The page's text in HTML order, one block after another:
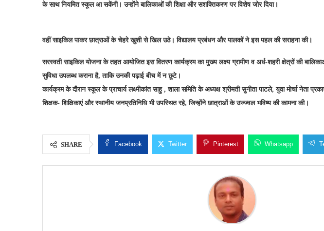
के साथ नियमित स्कूल आ सकेंगी। उन्होंने बालिकाओं की शिक्षा और सशक्तिकरण पर विशेष जोर दिया।
वहीं साइकिल पाकर छात्राओं के चेहरे खुशी से खिल उठे। विद्यालय प्रबंधन और पालकों ने इस पहल की सराहना की।
सरस्वती साइकिल योजना के तहत आयोजित इस वितरण कार्यक्रम का मुख्य लक्ष्य ग्रामीण व अर्ध-शहरी क्षेत्रों की
सुविधा उपलब्ध कराना है, ताकि उनकी पढ़ाई बीच में न छूटे।
कार्यक्रम के दौरान स्कूल के प्राचार्य लक्ष्मीकांत साहु , शाला समिति के अध्यक्ष श्रीमती सुनीता पाटले, युवा मोर्चा नेता
शिक्षक- शिक्षिकाएं और स्थानीय जनप्रतिनिधि भी उपस्थित रहे, जिन्होंने छात्राओं के उज्ज्वल भविष्य की कामना की।
SHARE Facebook Twitter Pinterest Whatsapp